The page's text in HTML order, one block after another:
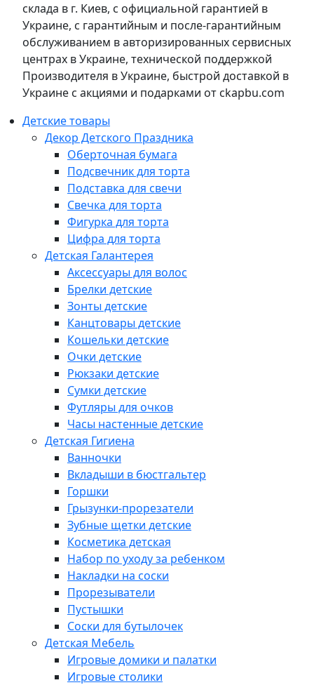
склада в г. Киев, с официальной гарантией в
Украине, с гарантийным и после-гарантийным
обслуживанием в авторизированных сервисных
центрах в Украине, технической поддержкой
Производителя в Украине, быстрой доставкой в
Украине с акциями и подарками от ckapbu.com
Детские товары
Декор Детского Праздника
Оберточная бумага
Подсвечник для торта
Подставка для свечи
Свечка для торта
Фигурка для торта
Цифра для торта
Детская Галантерея
Аксессуары для волос
Брелки детские
Зонты детские
Канцтовары детские
Кошельки детские
Очки детские
Рюкзаки детские
Сумки детские
Футляры для очков
Часы настенные детские
Детская Гигиена
Ванночки
Вкладыши в бюстгальтер
Горшки
Грызунки-прорезатели
Зубные щетки детские
Косметика детская
Набор по уходу за ребенком
Накладки на соски
Прорезыватели
Пустышки
Соски для бутылочек
Детская Мебель
Игровые домики и палатки
Игровые столики